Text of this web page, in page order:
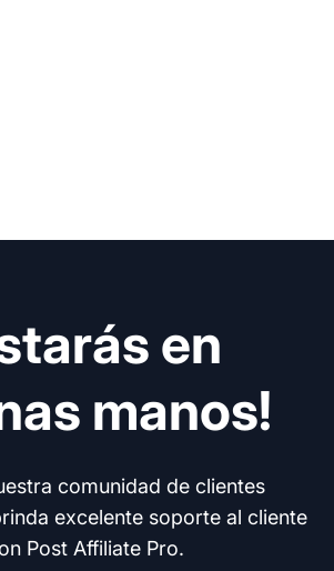
en
manos!
comunidad de clientes
excelente soporte al cliente
Post Affiliate Pro.